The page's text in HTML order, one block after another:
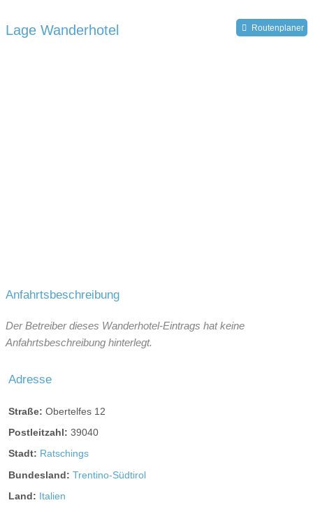
Lage Wanderhotel Routenplaner
Anfahrtsbeschreibung
Der Betreiber dieses Wanderhotel-Eintrags hat keine
Anfahrtsbeschreibung hinterlegt.
Adresse
Straße: Obertelfes 12
Postleitzahl: 39040
Stadt: Ratschings
Bundesland: Trentino-Südtirol
Land: Italien